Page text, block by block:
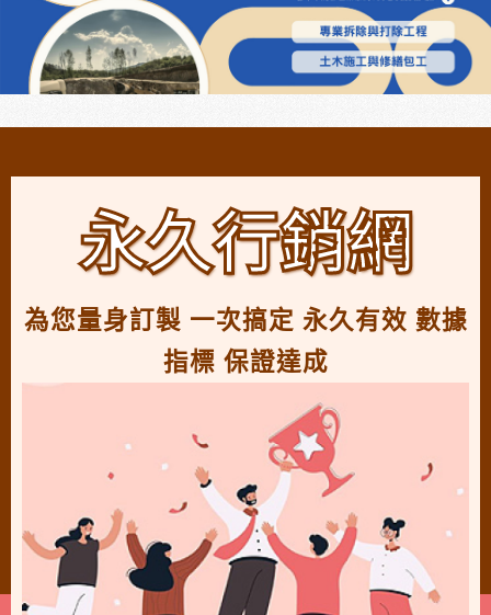
永久行銷網
為您量身訂製 一次搞定 永久有效 數據
指標 保證達成